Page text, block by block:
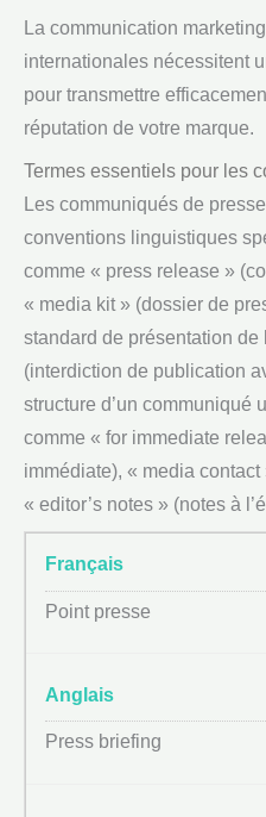
La communication
internationales nécessitent
pour transmettre
réputation de votre marque.
Termes essentiels pour les
Les communiqués de
conventions linguistiques
comme « press release »
« media kit » (dossier de
standard de présentation de
(interdiction de publication
structure d’un communiqué
comme « for immediate
immédiate), « media
« editor’s notes » (notes à
Point presse
Press briefing